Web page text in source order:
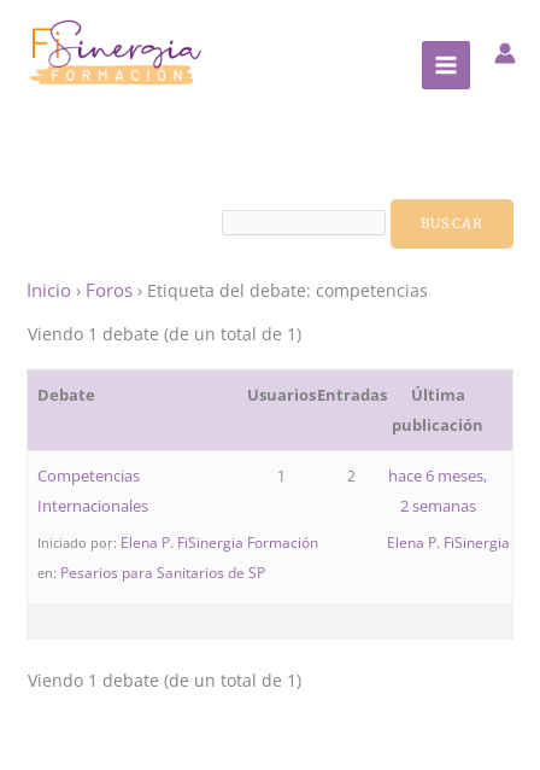
contenido
Inicio › Foros › Etiqueta del debate: competencias
Viendo 1 debate (de un total de 1)
Debate UsuariosEntradas
Última
publicación
Competencias
Internacionales
Iniciado por: Elena P. FiSinergia Formación
en: Pesarios para Sanitarios de SP
1 2
hace 6 meses,
2 semanas
Elena P. FiSinergia
Viendo 1 debate (de un total de 1)